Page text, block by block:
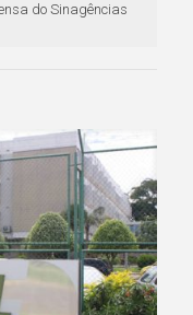
do Sinagências